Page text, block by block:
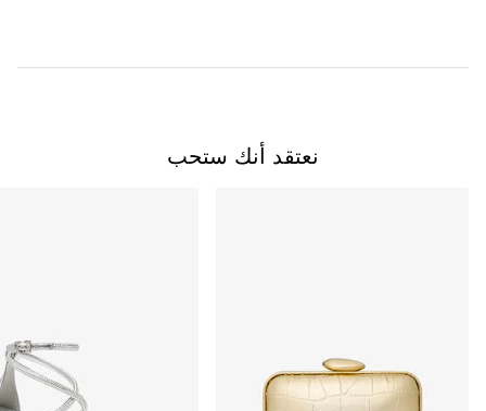
نعتقد أنك ستحب